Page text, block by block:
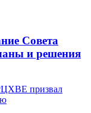
Совета
и решения